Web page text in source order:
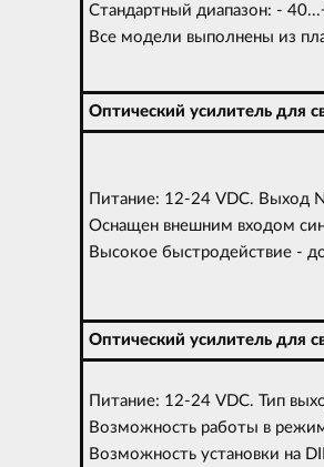
Стандартный диапазон: -
Все модели выполнены из
Оптический усилитель для
Питание: 12-24 VDC. Выход
Оснащен внешним входом
Высокое быстродействие
Оптический усилитель для
Питание: 12-24 VDC. Тип
Возможность работы в
Возможность установки на